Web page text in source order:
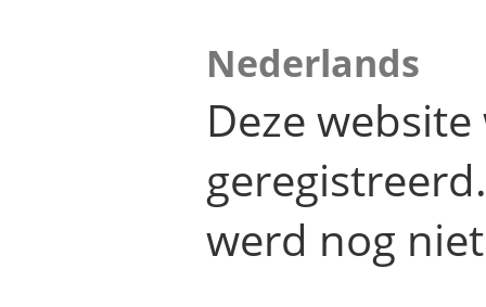
Nederlands
Deze
werd nog